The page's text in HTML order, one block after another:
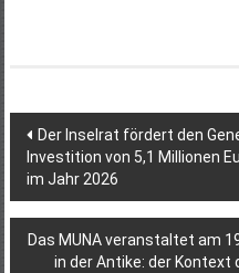
Der Inselrat fördert den
Investition von 5,1 Millionen
im Jahr 2026
Das MUNA veranstaltet am
in der Antike: der Kontext